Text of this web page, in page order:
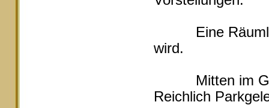
Eine
wird.
Mitten im
Reichlich